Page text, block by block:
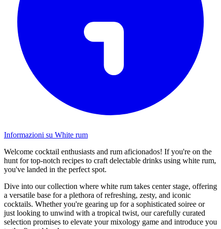
Informazioni su White rum
Welcome cocktail enthusiasts and rum aficionados! If you're on the
hunt for top-notch recipes to craft delectable drinks using white rum,
you've landed in the perfect spot.
Dive into our collection where white rum takes center stage, offering
a versatile base for a plethora of refreshing, zesty, and iconic
cocktails. Whether you're gearing up for a sophisticated soiree or
just looking to unwind with a tropical twist, our carefully curated
selection promises to elevate your mixology game and introduce you